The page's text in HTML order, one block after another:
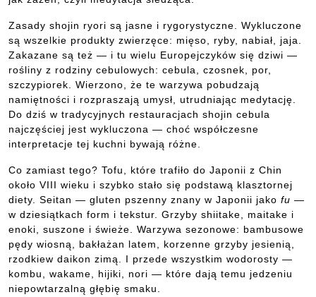
Zasady shojin ryori są jasne i rygorystyczne. Wykluczone
są wszelkie produkty zwierzęce: mięso, ryby, nabiał, jaja.
Zakazane są też — i tu wielu Europejczyków się dziwi —
rośliny z rodziny cebulowych: cebula, czosnek, por,
szczypiorek. Wierzono, że te warzywa pobudzają
namiętności i rozpraszają umysł, utrudniając medytację.
Do dziś w tradycyjnych restauracjach shojin cebula
najczęściej jest wykluczona — choć współczesne
interpretacje tej kuchni bywają różne.
Co zamiast tego? Tofu, które trafiło do Japonii z Chin
około VIII wieku i szybko stało się podstawą klasztornej
diety. Seitan — gluten pszenny znany w Japonii jako fu —
w dziesiątkach form i tekstur. Grzyby shiitake, maitake i
enoki, suszone i świeże. Warzywa sezonowe: bambusowe
pędy wiosną, bakłażan latem, korzenne grzyby jesienią,
rzodkiew daikon zimą. I przede wszystkim wodorosty —
kombu, wakame, hijiki, nori — które dają temu jedzeniu
niepowtarzalną głębię smaku.